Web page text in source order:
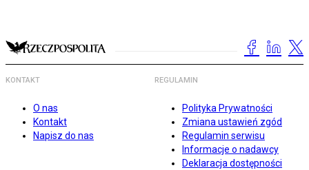
KONTAKT
O nas
Kontakt
Napisz do nas
REGULAMIN
Polityka Prywatności
Zmiana ustawień zgód
Regulamin serwisu
Informacje o nadawcy
Deklaracja dostępności